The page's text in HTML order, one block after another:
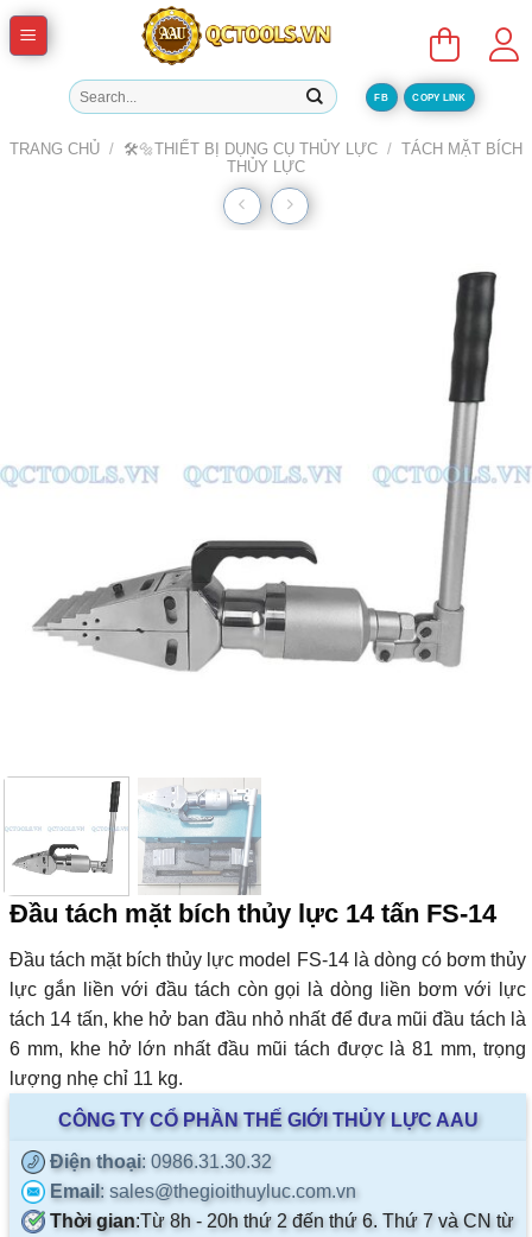
Skip
Tìm
kiếm:
FB COPY LINK
TRANG CHỦ / 🛠️🔩THIẾT BỊ DỤNG CỤ THỦY LỰC / TÁCH MẶT BÍCH
THỦY LỰC
Đầu tách mặt bích thủy lực 14 tấn FS-14
Đầu tách mặt bích thủy lực model FS-14 là dòng có bơm thủy
lực gắn liền với đầu tách còn gọi là dòng liền bơm với lực
tách 14 tấn, khe hở ban đầu nhỏ nhất để đưa mũi đầu tách là
6 mm, khe hở lớn nhất đầu mũi tách được là 81 mm, trọng
lượng nhẹ chỉ 11 kg.
CÔNG TY CỔ PHẦN THẾ GIỚI THỦY LỰC AAU
Điện thoại: 0986.31.30.32
Email: sales@thegioithuyluc.com.vn
Thời gian:Từ 8h - 20h thứ 2 đến thứ 6. Thứ 7 và CN từ